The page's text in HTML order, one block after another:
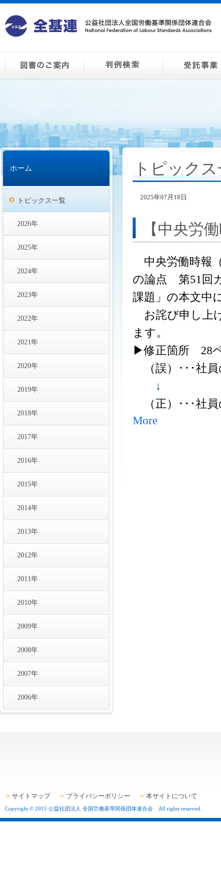
ホーム
トピックス一覧
2026年
2025年
2024年
2023年
2022年
2021年
2020年
2019年
2018年
2017年
2016年
2015年
2014年
2013年
2012年
2011年
2010年
2009年
2008年
2007年
2006年
トピック
2025年07月18日
【中央労
中央労働時報
の論点 第51回
課題」の本文中
お詫び申し上
ます。
▶修正箇所 28
（誤）･･･社
↓
（正）･･･社
More
サイトマップ プライバシーポリシー 本サイトについて
Copyright © 2015 公益社団法人 全国労働基準関係団体連合会 All rights reserved.